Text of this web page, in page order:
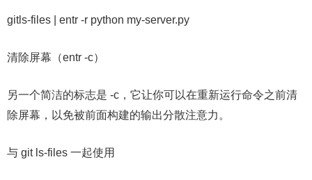
gitls-files | entr -r python my-server.py
清除屏幕（entr -c）
另一个简洁的标志是 -c，它让你可以在重新运行命令之前清
除屏幕，以免被前面构建的输出分散注意力。
与 git ls-files 一起使用